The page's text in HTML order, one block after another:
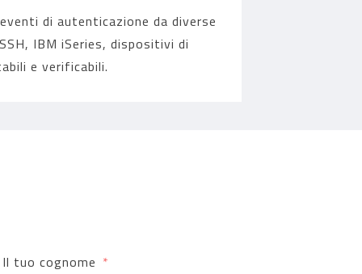
di autenticazione da diverse
IBM iSeries, dispositivi di
e verificabili.
Il tuo cognome